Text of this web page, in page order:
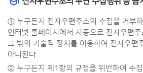
① 누구든지 전자우편주소의 수집을 거부
인터넷 홈페이지에서 자동으로 전자우편
그 밖의 기술적 장치를 이용하여 전자우편
아니된다.
② 누구든지 제1항의 규정을 위반하여 수